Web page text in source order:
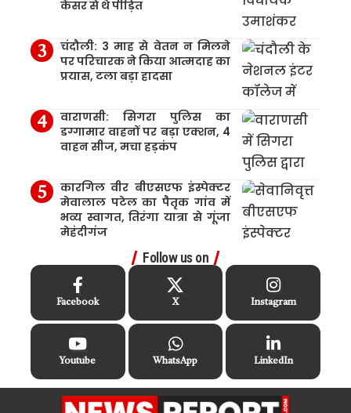
कैंसर से थे पीड़ित
चंदौली: 3 माह से वेतन न मिलने
पर परिचारक ने किया आत्मदाह का
प्रयास, टला बड़ा हादसा
वाराणसी: सिगरा पुलिस का
डग्गामार वाहनों पर बड़ा एक्शन, 4
वाहन सीज, मचा हड़कंप
कारगिल वीर बीएसएफ इंस्पेक्टर
मेवालाल पटेल का पैतृक गांव में
भव्य स्वागत, तिरंगा यात्रा से गूंजा
मेहंदीगंज
Follow us on
Facebook X Instagram
Youtube WhatsApp LinkedIn